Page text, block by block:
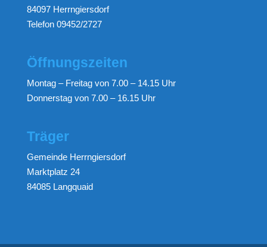
84097 Herrngiersdorf
Telefon 09452/2727
Öffnungszeiten
Montag – Freitag von 7.00 – 14.15 Uhr
Donnerstag von 7.00 – 16.15 Uhr
Träger
Gemeinde Herrngiersdorf
Marktplatz 24
84085 Langquaid